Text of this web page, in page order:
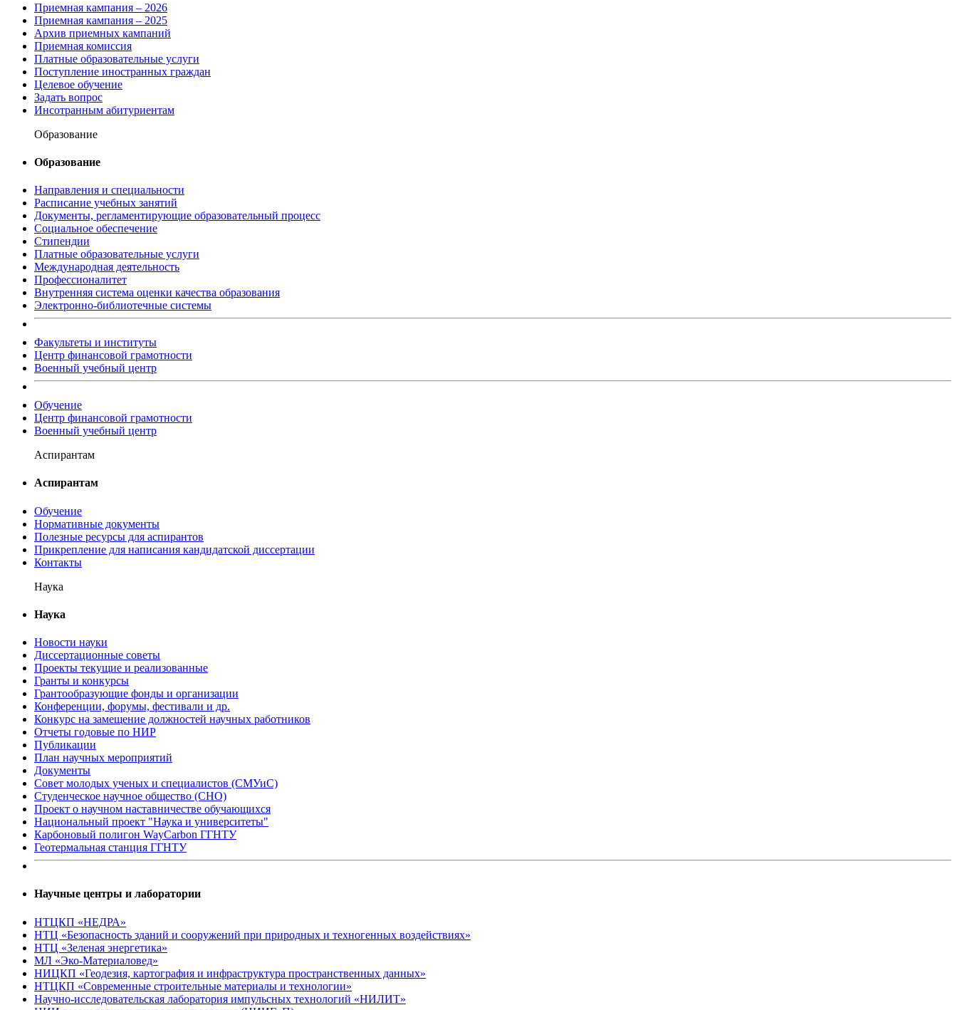
Приемная кампания – 2026
Приемная кампания – 2025
Архив приемных кампаний
Приемная комиссия
Платные образовательные услуги
Поступление иностранных граждан
Целевое обучение
Задать вопрос
Инсотранным абитуриентам
Образование
Образование
Направления и специальности
Расписание учебных занятий
Документы, регламентирующие образовательный процесс
Социальное обеспечение
Стипендии
Платные образовательные услуги
Международная деятельность
Профессионалитет
Внутренняя система оценки качества образования
Электронно-библиотечные системы
Факультеты и институты
Центр финансовой грамотности
Военный учебный центр
Обучение
Центр финансовой грамотности
Военный учебный центр
Аспирантам
Аспирантам
Обучение
Нормативные документы
Полезные ресурсы для аспирантов
Прикрепление для написания кандидатской диссертации
Контакты
Наука
Наука
Новости науки
Диссертационные советы
Проекты текущие и реализованные
Гранты и конкурсы
Грантообразующие фонды и организации
Конференции, форумы, фестивали и др.
Конкурс на замещение должностей научных работников
Отчеты годовые по НИР
Публикации
План научныx мероприятий
Документы
Совет молодых ученых и специалистов (СМУиС)
Студенческое научное общество (СНО)
Проект о научном наставничестве обучающихся
Национальный проект "Наука и университеты"
Карбоновый полигон WayCarbon ГГНТУ
Геотермальная станция ГГНТУ
Научные центры и лаборатории
НТЦКП «НЕДРА»
НТЦ «Безопасность зданий и сооружений при природных и техногенных воздействиях»
НТЦ «Зеленая энергетика»
МЛ «Эко-Материаловед»
НИЦКП «Геодезия, картография и инфраструктура пространственных данных»
НТЦКП «Современные строительные материалы и технологии»
Научно-исследовательская лаборатория импульсных технологий «НИЛИТ»